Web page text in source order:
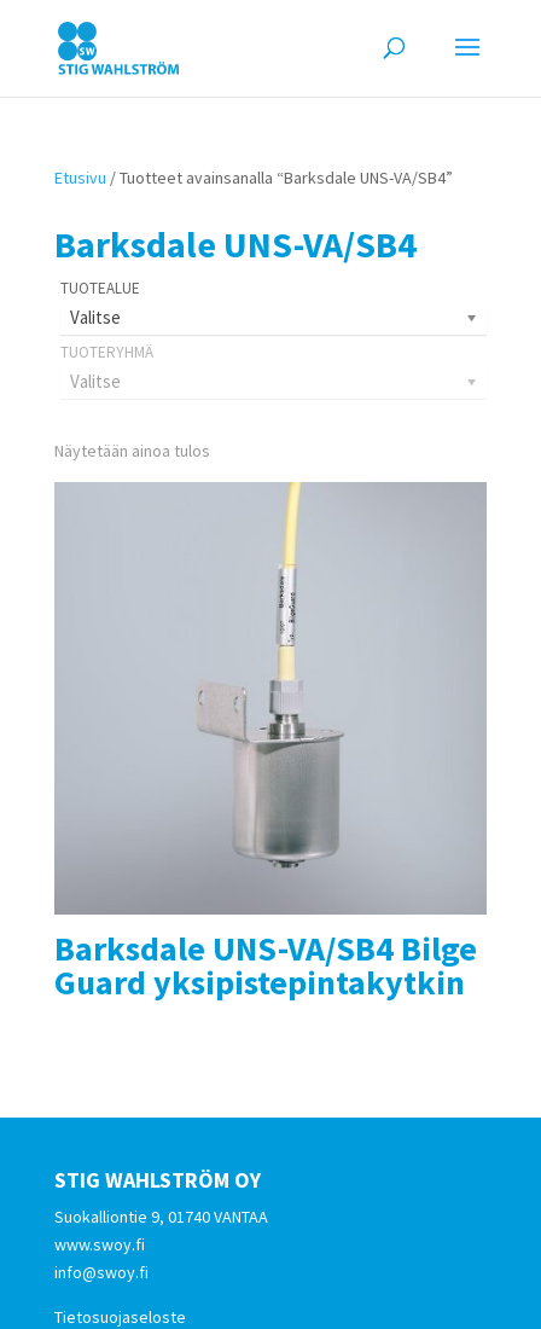
Etusivu / Tuotteet avainsanalla “Barksdale UNS-VA/SB4”
Barksdale UNS-VA/SB4
Valitse
Valitse
Näytetään ainoa tulos
Barksdale UNS-VA/SB4 Bilge
Guard yksipistepintakytkin
STIG WAHLSTRÖM OY
Suokalliontie 9, 01740 VANTAA
www.swoy.fi
info@swoy.fi
Tietosuojaseloste